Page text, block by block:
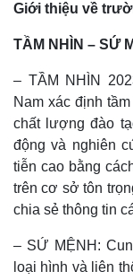
Giới thiệu về
TẦM NHÌN – SỨ
– TẦM NHÌN
Nam xác định
chất lượng đào
động và nghiên
tiễn cao bằng
trên cơ sở tôn
chia sẻ thông tin
– SỨ MỆNH:
loại hình và liên